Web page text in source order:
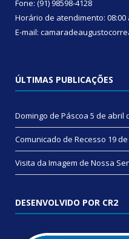
Fone: (91) 98598-4128
Horário de atendimento: 08:00
E-mail:
ÚLTIMAS PUBLICAÇÕES
Domingo de Páscoa 5 de abril
Comunicado de Recesso 19
Visita da Imagem de Nossa
DESENVOLVIDO POR CR2